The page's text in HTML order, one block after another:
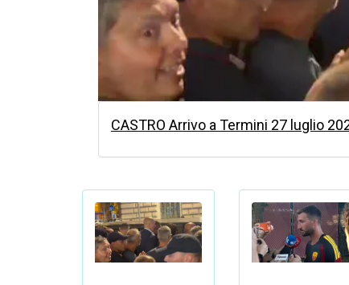
CASTRO Arrivo a Termini 27 luglio